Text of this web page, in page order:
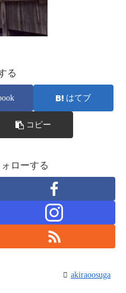
る
はてブ
コピー
ォローする
akiraoosuga